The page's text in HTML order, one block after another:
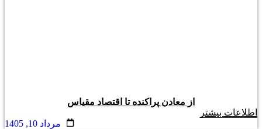
از معادن پراکنده تا اقتصاد مقیاس
اطلاعات بیشتر
مرداد 10, 1405